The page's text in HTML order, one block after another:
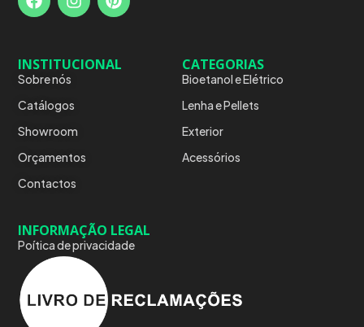
INSTITUCIONAL
Sobre nós
Catálogos
Showroom
Orçamentos
Contactos
CATEGORIAS
Bioetanol e Elétrico
Lenha e Pellets
Exterior
Acessórios
INFORMAÇÃO LEGAL
Poítica de privacidade